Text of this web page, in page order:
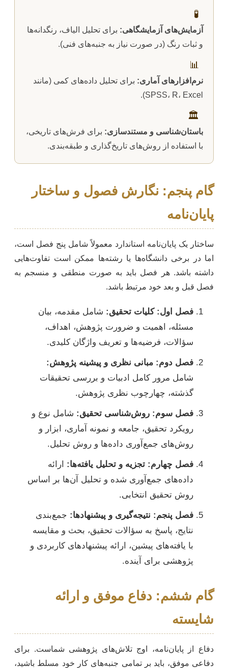
🧪
آزمایش‌های آزمایشگاهی: برای تحلیل الیاف، رنگدانه‌ها
و ثبات رنگ (در صورت نیاز به جنبه‌های فنی).
📊
نرم‌افزارهای آماری: برای تحلیل داده‌های کمی (مانند
SPSS، R، Excel).
🏛️
باستان‌شناسی و مستندسازی: برای فرش‌های تاریخی،
با استفاده از روش‌های تاریخ‌گذاری و طبقه‌بندی.
گام پنجم: نگارش فصول و ساختار
پایان‌نامه
ساختار یک پایان‌نامه استاندارد معمولاً شامل پنج فصل است،
اما در برخی دانشگاه‌ها یا رشته‌ها ممکن است تفاوت‌هایی
داشته باشد. هر فصل باید به صورت منطقی و منسجم به
فصل قبل و بعد خود مرتبط باشد.
فصل اول: کلیات تحقیق: شامل مقدمه، بیان
مسئله، اهمیت و ضرورت پژوهش، اهداف،
سؤالات، فرضیه‌ها و تعریف واژگان کلیدی.
فصل دوم: مبانی نظری و پیشینه پژوهش:
شامل مرور کامل ادبیات و بررسی تحقیقات
گذشته، چهارچوب نظری پژوهش.
فصل سوم: روش‌شناسی تحقیق: شامل نوع و
رویکرد تحقیق، جامعه و نمونه آماری، ابزار و
روش‌های جمع‌آوری داده‌ها و روش تحلیل.
فصل چهارم: تجزیه و تحلیل یافته‌ها: ارائه
داده‌های جمع‌آوری شده و تحلیل آن‌ها بر اساس
روش تحقیق انتخابی.
فصل پنجم: نتیجه‌گیری و پیشنهادها: جمع‌بندی
نتایج، پاسخ به سؤالات تحقیق، بحث و مقایسه
با یافته‌های پیشین، ارائه پیشنهادهای کاربردی و
پژوهشی برای آینده.
گام ششم: دفاع موفق و ارائه
شایسته
دفاع از پایان‌نامه، اوج تلاش‌های پژوهشی شماست. برای
دفاعی موفق، باید بر تمامی جنبه‌های کار خود مسلط باشید،